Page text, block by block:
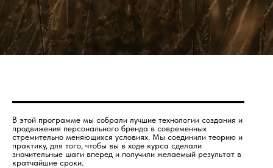
В этой программе мы собрали лучшие технологии создания и
продвижения персонального бренда в современных
стремительно меняющихся условиях. Мы соединили теорию и
практику, для того, чтобы вы в ходе курса сделали
значительные шаги вперед и получили желаемый результат в
кратчайшие сроки.